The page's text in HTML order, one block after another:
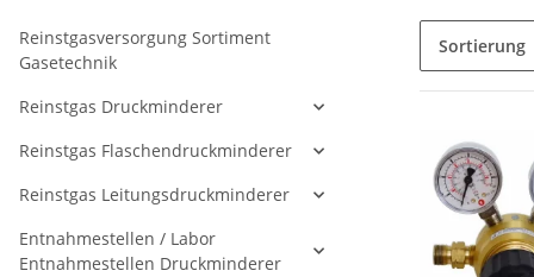
Sortierung
Reinstgasversorgung Sortiment
Gasetechnik
Reinstgas Druckminderer
Reinstgas Flaschendruckminderer
Reinstgas Leitungsdruckminderer
Entnahmestellen / Labor
Entnahmestellen Druckminderer